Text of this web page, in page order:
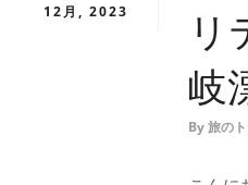
12月, 2023
リ
岐
By 旅の